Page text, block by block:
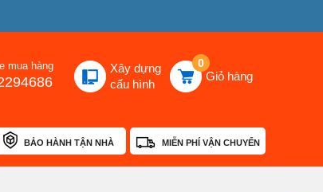
mua hàng
Xây dựng
cấu hình
Giỏ hàng
0
BẢO HÀNH TẬN NHÀ MIỄN PHÍ VẬN CHUYỂN